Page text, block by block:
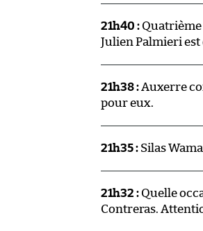
21h40 : Quatrième
Julien Palmieri est
21h38 :Auxerre
pour eux.
21h35 : Silas
21h32 : Quelle
Contreras.